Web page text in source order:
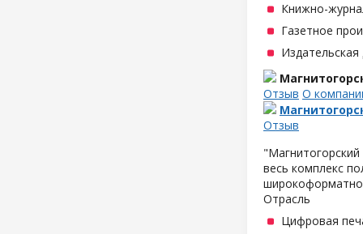
Книжно-
Газетное
Отзыв О
Отзыв
весь комплекс
Отрасль
Цифровая